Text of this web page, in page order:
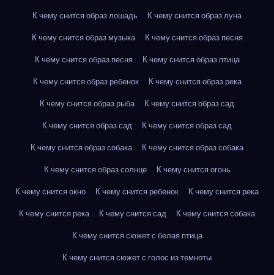
К чему снится образ лошадь
К чему снится образ луна
К чему снится образ музыка
К чему снится образ песня
К чему снится образ песня
К чему снится образ птица
К чему снится образ ребенок
К чему снится образ река
К чему снится образ рыба
К чему снится образ сад
К чему снится образ сад
К чему снится образ сад
К чему снится образ собака
К чему снится образ собака
К чему снится образ солнце
К чему снится огонь
К чему снится окно
К чему снится ребенок
К чему снится река
К чему снится река
К чему снится сад
К чему снится собака
К чему снится сюжет с белая птица
К чему снится сюжет с голос из темноты